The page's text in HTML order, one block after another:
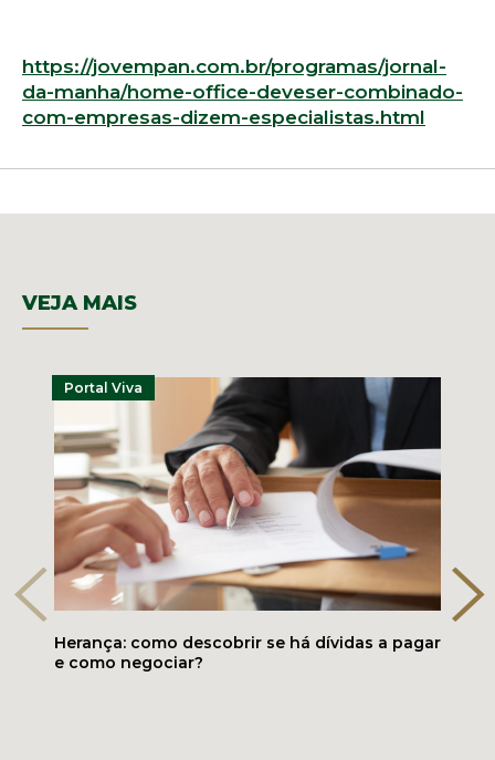
https://jovempan.com.br/programas/jornal-
da-manha/home-office-deveser-combinado-
com-empresas-dizem-especialistas.html
VEJA MAIS
Portal Viva
Herança: como descobrir se há dívidas a pagar
e como negociar?